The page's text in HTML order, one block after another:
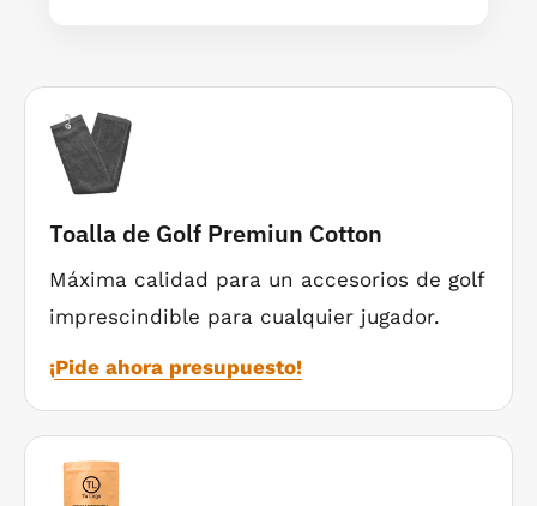
Toalla de Golf Premiun Cotton
Máxima calidad para un accesorios de golf
imprescindible para cualquier jugador.
¡Pide ahora presupuesto!